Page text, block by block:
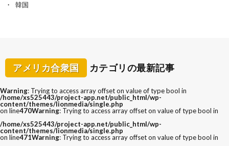
韓国
アメリカ合衆国 カテゴリの最新記事
Warning: Trying to access array offset on value of type bool in
/home/xs525443/project-app.net/public_html/wp-
content/themes/lionmedia/single.php
on line470Warning: Trying to access array offset on value of type bool in
/home/xs525443/project-app.net/public_html/wp-
content/themes/lionmedia/single.php
on line471Warning: Trying to access array offset on value of type bool in